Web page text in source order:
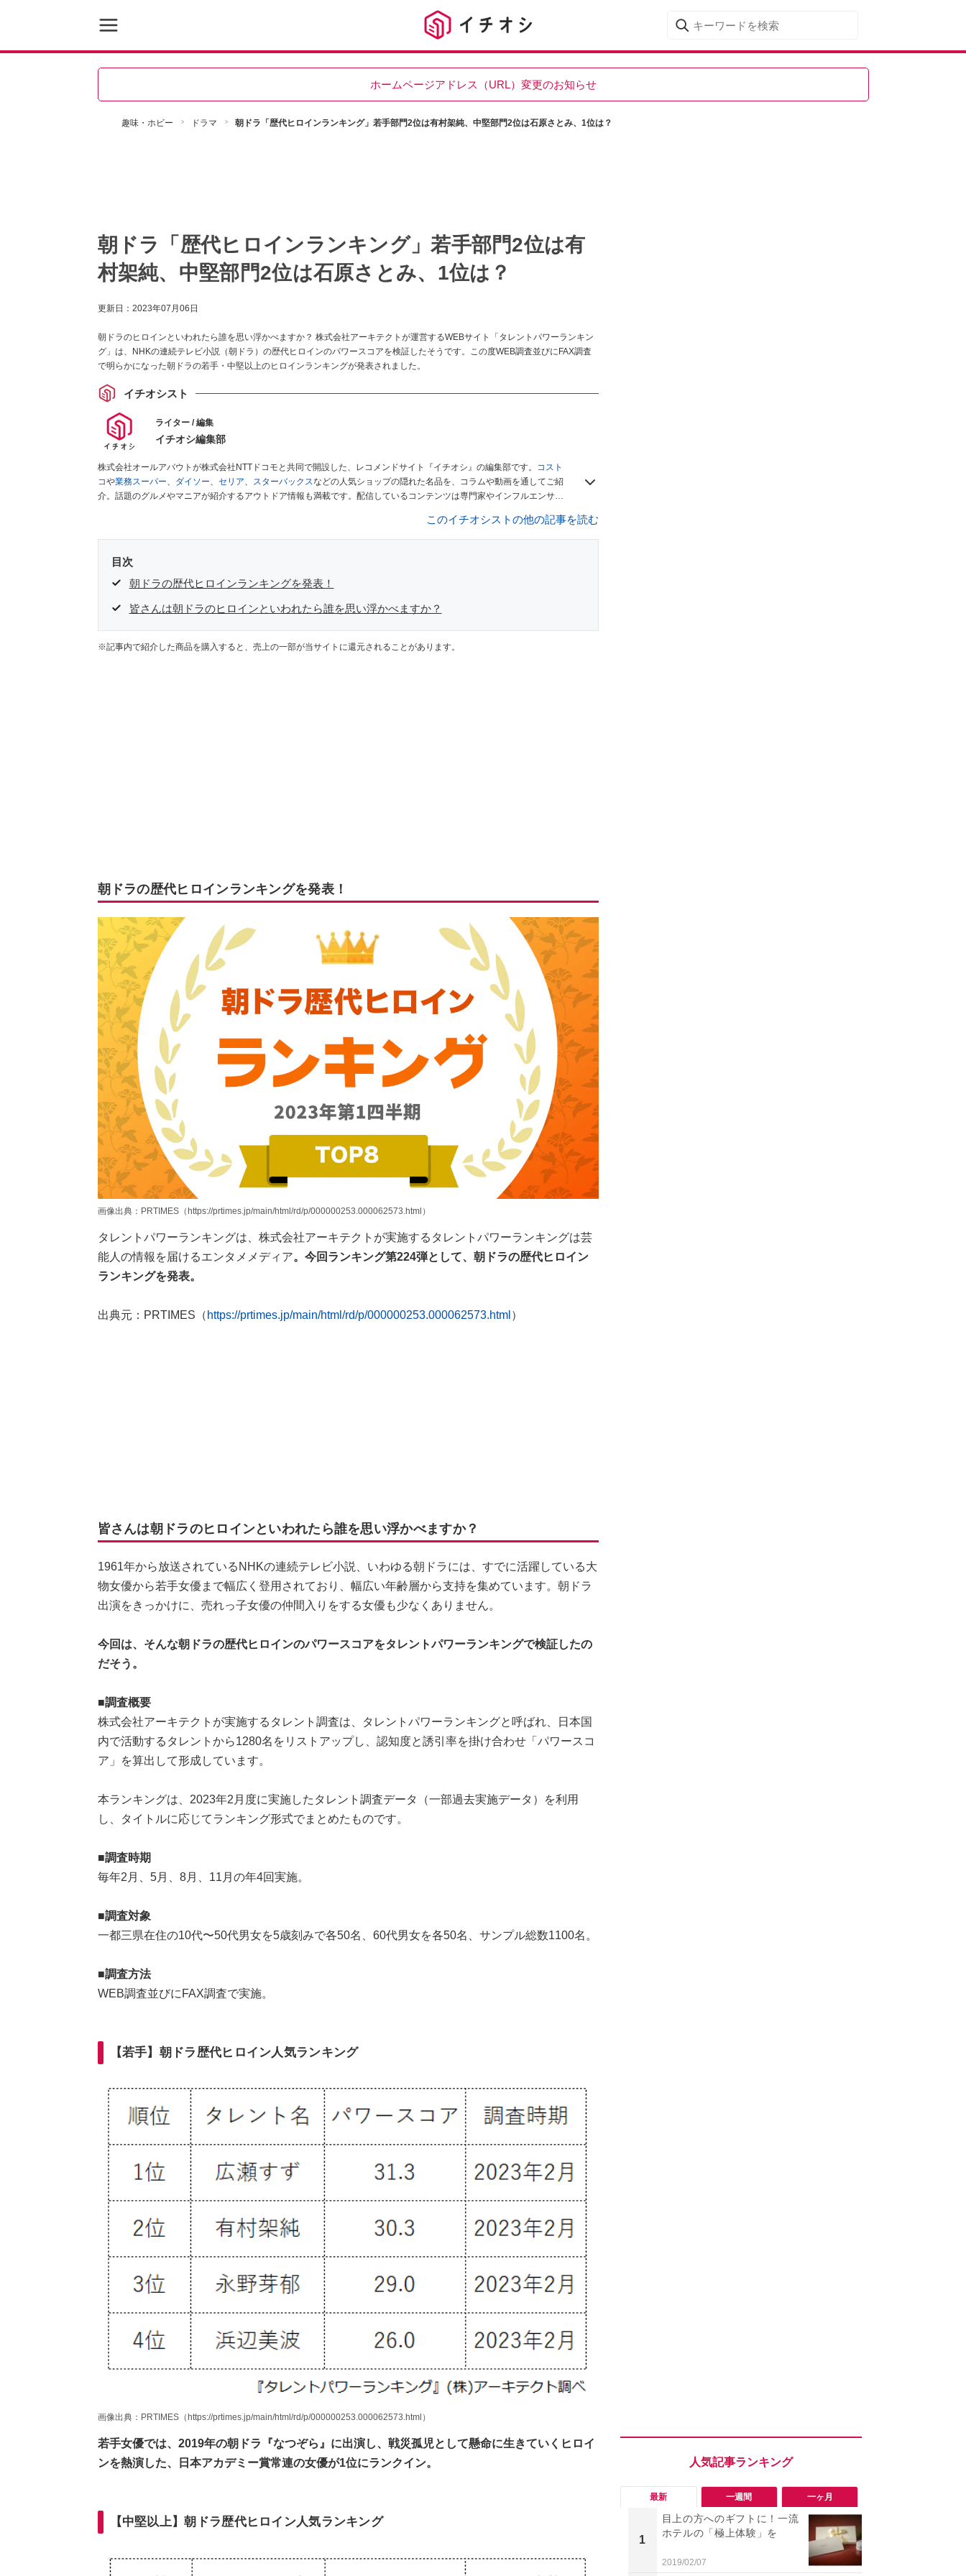
ホームページアドレス（URL）変更のお知らせ
趣味・ホビー ドラマ 朝ドラ「歴代ヒロインランキング」若手部門2位は有村架純、中堅部門2位は石原さとみ、1位は？
朝ドラ「歴代ヒロインランキング」若手部門2位は有
村架純、中堅部門2位は石原さとみ、1位は？
更新日： 2023年07月06日
朝ドラのヒロインといわれたら誰を思い浮かべますか？ 株式会社アーキテクトが運営するWEBサイト「タレントパワーランキン
グ」は、NHKの連続テレビ小説（朝ドラ）の歴代ヒロインのパワースコアを検証したそうです。この度WEB調査並びにFAX調査
で明らかになった朝ドラの若手・中堅以上のヒロインランキングが発表されました。
イチオシスト
ライター / 編集
イチオシ編集部
株式会社オールアバウトが株式会社NTTドコモと共同で開設した、レコメンドサイト『イチオシ』の編集部です。
コスト
コや業務スーパー、 ダイソー、 セリア、 スターバックスなどの人気ショップの隠れた名品を、コラムや動画を通してご紹
介。話題のグルメやマニアが紹介するアウトドア情報も満載です。配信しているコンテンツは専門家やインフルエンサー
このイチオシストの他の記事を読む
目次
朝ドラの歴代ヒロインランキングを発表！
皆さんは朝ドラのヒロインといわれたら誰を思い浮かべますか？
※記事内で紹介した商品を購入すると、売上の一部が当サイトに還元されることがあります。
朝ドラの歴代ヒロインランキングを発表！
画像出典：PRTIMES（https://prtimes.jp/main/html/rd/p/000000253.000062573.html）
タレントパワーランキングは、株式会社アーキテクトが実施するタレントパワーランキングは芸
能人の情報を届けるエンタメメディア。今回ランキング第224弾として、朝ドラの歴代ヒロイン
ランキングを発表。
出典元：PRTIMES（ https://prtimes.jp/main/html/rd/p/000000253.000062573.html ）
皆さんは朝ドラのヒロインといわれたら誰を思い浮かべますか？
1961年から放送されているNHKの連続テレビ小説、いわゆる朝ドラには、すでに活躍している大
物女優から若手女優まで幅広く登用されており、幅広い年齢層から支持を集めています。朝ドラ
出演をきっかけに、売れっ子女優の仲間入りをする女優も少なくありません。
今回は、そんな朝ドラの歴代ヒロインのパワースコアをタレントパワーランキングで検証したの
だそう。
■調査概要
株式会社アーキテクトが実施するタレント調査は、タレントパワーランキングと呼ばれ、日本国
内で活動するタレントから1280名をリストアップし、認知度と誘引率を掛け合わせ「パワースコ
ア」を算出して形成しています。
本ランキングは、2023年2月度に実施したタレント調査データ（一部過去実施データ）を利用
し、タイトルに応じてランキング形式でまとめたものです。
■調査時期
毎年2月、5月、8月、11月の年4回実施。
■調査対象
一都三県在住の10代〜50代男女を5歳刻みで各50名、60代男女を各50名、サンプル総数1100名。
■調査方法
WEB調査並びにFAX調査で実施。
【若手】朝ドラ歴代ヒロイン人気ランキング
画像出典：PRTIMES（https://prtimes.jp/main/html/rd/p/000000253.000062573.html）
若手女優では、2019年の朝ドラ『なつぞら』に出演し、戦災孤児として懸命に生きていくヒロイ
ンを熱演した、日本アカデミー賞常連の女優が1位にランクイン。
【中堅以上】朝ドラ歴代ヒロイン人気ランキング
最新 一週間 一ヶ月
1
目上の方へのギフトに！一流
ホテルの「極上体験」を
2019/02/07